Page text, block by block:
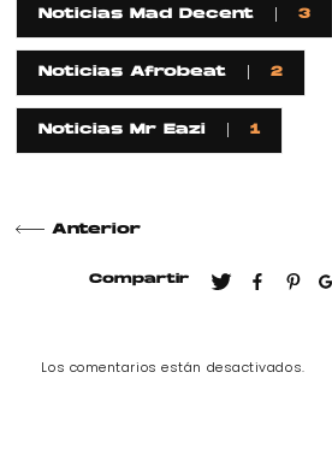
Noticias Mad Decent 3
Noticias Afrobeat 2
Noticias Mr Eazi 1
Anterior
Compartir
Los comentarios están desactivados.